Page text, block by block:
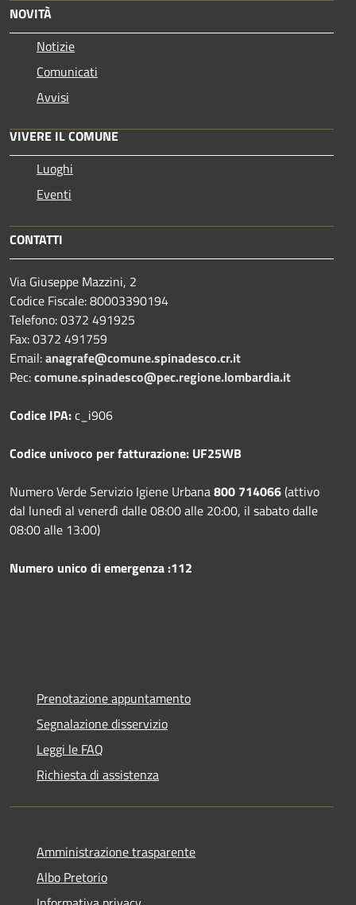
NOVITÀ
Notizie
Comunicati
Avvisi
VIVERE IL COMUNE
Luoghi
Eventi
CONTATTI
Via Giuseppe Mazzini, 2
Codice Fiscale: 80003390194
Telefono:0372 491925
Fax:0372 491759
Email:anagrafe@comune.spinadesco.cr.it
Pec:comune.spinadesco@pec.regione.lombardia.it
Codice IPA:c_i906
Codice univoco per fatturazione: UF25WB
Numero Verde Servizio Igiene Urbana800 714066(attivo
dal lunedì al venerdì dalle 08:00 alle 20:00, il sabato dalle
08:00 alle 13:00)
Numero unico di emergenza :112
Prenotazione appuntamento
Segnalazione disservizio
Leggi le FAQ
Richiesta di assistenza
Amministrazione trasparente
Albo Pretorio